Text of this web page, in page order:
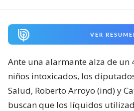
VER
Ante una alarmante alza de un
niños intoxicados, los
Salud, Roberto Arroyo (ind) y
buscan que los líquidos